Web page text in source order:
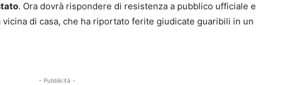
. Ora dovrà rispondere di resistenza a pubblico ufficiale e
di casa, che ha riportato ferite giudicate guaribili in un
- Pubblicità -